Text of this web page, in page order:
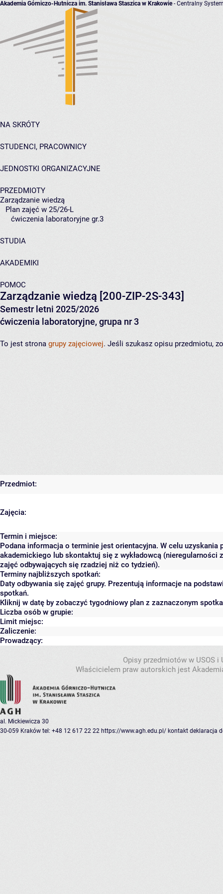
Akademia Górniczo-Hutnicza im. Stanisława Staszica w Krakowie- Centralny
NA SKRÓTY
STUDENCI, PRACOWNICY
JEDNOSTKI ORGANIZACYJNE
PRZEDMIOTY
Zarządzanie wiedzą
Plan zajęć w 25/26-L
ćwiczenia laboratoryjne gr.3
STUDIA
AKADEMIKI
POMOC
Zarządzanie wiedzą [200-ZIP-2S-343]
Semestr letni 2025/2026
ćwiczenia laboratoryjne, grupa nr 3
To jest strona grupy zajęciowej. Jeśli szukasz opisu przedmiotu,
Przedmiot:
Zajęcia:
Termin i miejsce:
Podana informacja o terminie jest orientacyjna. W celu
akademickiego lub skontaktuj się z wykładowcą (nieregularności
zajęć odbywających się rzadziej niż co tydzień).
Terminy najbliższych spotkań:
Daty odbywania się zajęć grupy. Prezentują informacje na
spotkań.
Kliknij w datę by zobaczyć tygodniowy plan z zaznaczonym
Liczba osób w grupie:
Limit miejsc:
Zaliczenie:
Prowadzący:
Opisy przedmiotów w USOS
Właścicielem praw autorskich jest
al. Mickiewicza 30
30-059 Kraków tel: +48 12 617 22 22 https://www.agh.edu.pl/ kontakt deklaracja